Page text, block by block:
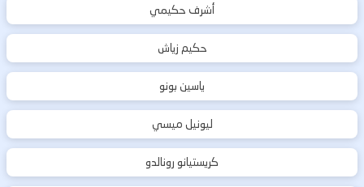
أشرف حكيمي
حكيم زياش
ياسين بونو
ليونيل ميسي
كريستيانو رونالدو